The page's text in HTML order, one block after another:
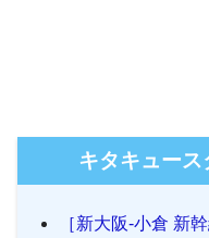
キタキュー
［新大阪-小倉 新